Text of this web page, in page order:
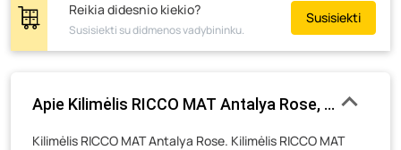
Žemaičių g. 2, Raseiniai- 0 vienetų
Pramonės g. 6E, Šilutė- 0 vienetų
Luokės g. 82, Telšiai - 0 vienetų
Veteranų g. 11, Visaginas - 8 vienetai
Reikia didesnio kiekio?
Susisiekti su didmenos vadybininku.
Susisiekti
Apie Kilimėlis RICCO MAT Antalya Rose, 45 x 70
Kilimėlis RICCO MAT Antalya Rose. Kilimėlis RICCO MAT